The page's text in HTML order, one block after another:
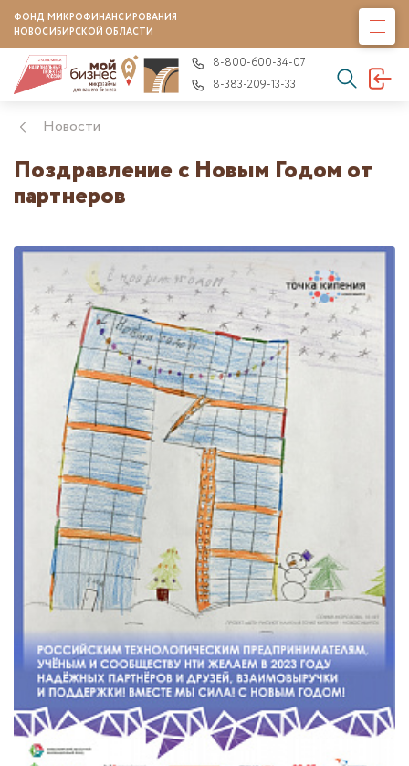
ФОНД МИКРОФИНАНСИРОВАНИЯ
НОВОСИБИРСКОЙ ОБЛАСТИ
8-800-600-34-07
8-383-209-13-33
Новости
Поздравление с Новым Годом от
партнеров